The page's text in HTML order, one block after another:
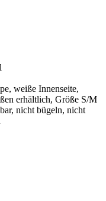
weiße Innenseite,
erhältlich, Größe S/M
nicht bügeln, nicht